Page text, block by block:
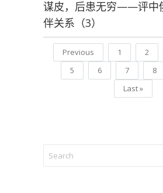
谋皮，后患无穷——评中
伴关系（3）
Previous 1 2
5
6 7 8
Last »